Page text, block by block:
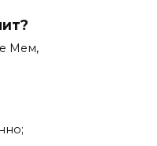
Мем,